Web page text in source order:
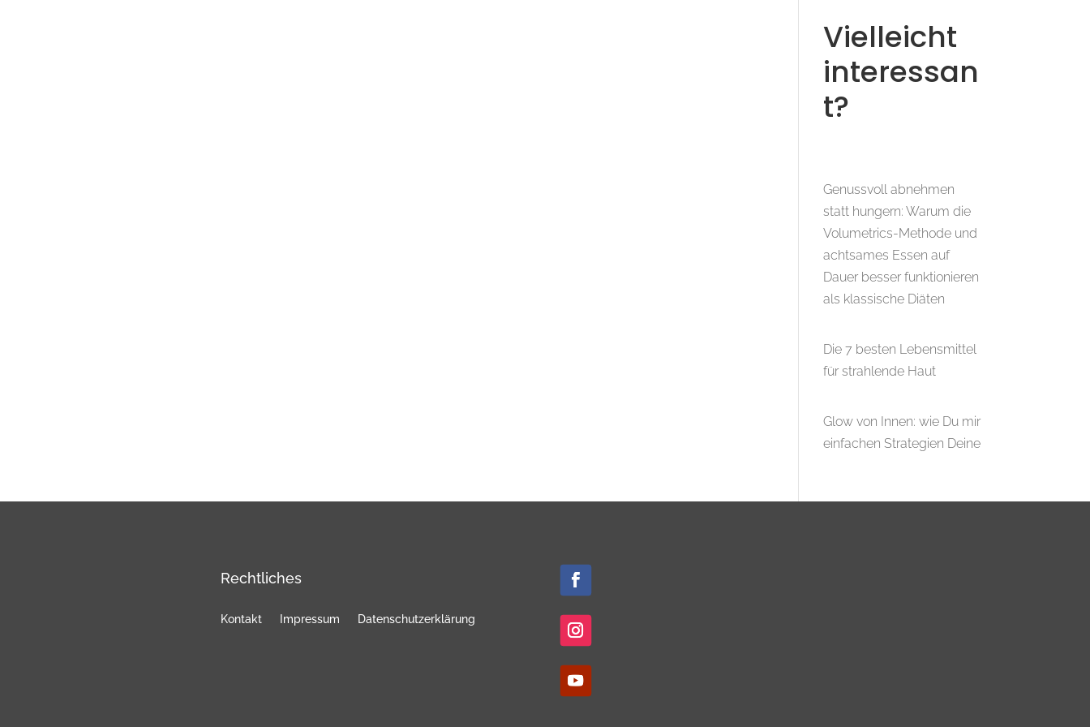
Vielleicht
interessan
t?
Genussvoll abnehmen
statt hungern: Warum die
Volumetrics-Methode und
achtsames Essen auf
Dauer besser funktionieren
als klassische Diäten
Die 7 besten Lebensmittel
für strahlende Haut
Glow von Innen: wie Du mir
einfachen Strategien Deine
Rechtliches
Kontakt Impressum Datenschutzerklärung